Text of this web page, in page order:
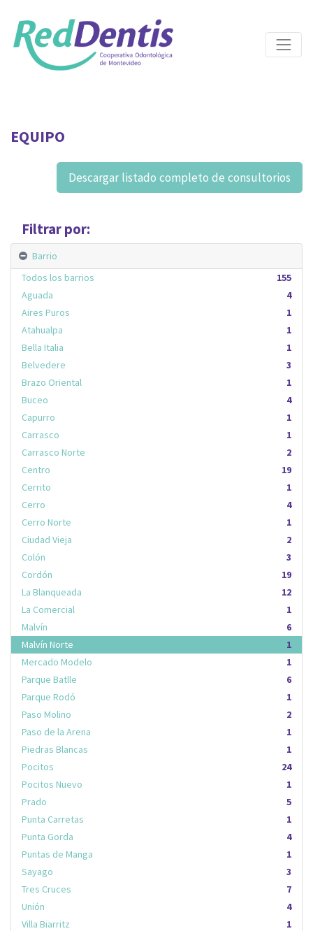
EQUIPO
Descargar listado completo de consultorios
Filtrar por:
Barrio
155
Todos los barrios
4
Aguada
1
Aires Puros
1
Atahualpa
1
Bella Italia
3
Belvedere
1
Brazo Oriental
4
Buceo
1
Capurro
1
Carrasco
2
Carrasco Norte
19
Centro
1
Cerrito
4
Cerro
1
Cerro Norte
2
Ciudad Vieja
3
Colón
19
Cordón
12
La Blanqueada
1
La Comercial
6
Malvín
1
Malvín Norte
1
Mercado Modelo
6
Parque Batlle
1
Parque Rodó
2
Paso Molino
1
Paso de la Arena
1
Piedras Blancas
24
Pocitos
1
Pocitos Nuevo
5
Prado
1
Punta Carretas
4
Punta Gorda
1
Puntas de Manga
3
Sayago
7
Tres Cruces
4
Unión
1
Villa Biarritz